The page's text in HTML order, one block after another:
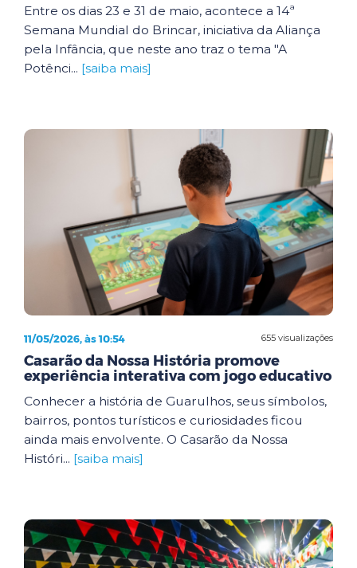
Entre os dias 23 e 31 de maio, acontece a 14ª
Semana Mundial do Brincar, iniciativa da Aliança
pela Infância, que neste ano traz o tema "A
Potênci... [saiba mais]
655 visualizações
11/05/2026, às 10:54
Casarão da Nossa História promove
experiência interativa com jogo educativo
Conhecer a história de Guarulhos, seus símbolos,
bairros, pontos turísticos e curiosidades ficou
ainda mais envolvente. O Casarão da Nossa
Históri... [saiba mais]